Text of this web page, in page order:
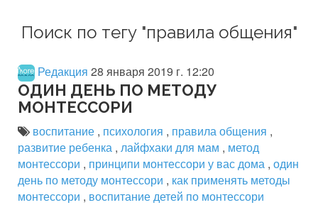
Поиск по тегу "правила общения"
Редакция 28 января 2019 г. 12:20
ОДИН ДЕНЬ ПО МЕТОДУ
МОНТЕССОРИ
воспитание , психология , правила общения ,
развитие ребенка , лайфхаки для мам , метод
монтессори , принципи монтессори у вас дома , один
день по методу монтессори , как применять методы
монтессори , воспитание детей по монтессори